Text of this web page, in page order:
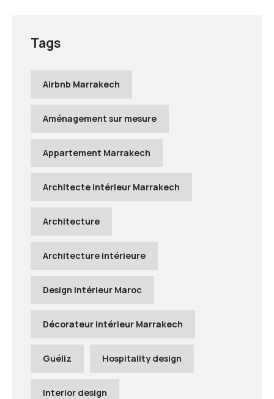
Tags
Airbnb Marrakech
Aménagement sur mesure
Appartement Marrakech
Architecte intérieur Marrakech
Architecture
Architecture intérieure
Design intérieur Maroc
Décorateur intérieur Marrakech
Guéliz Hospitality design
Interior design